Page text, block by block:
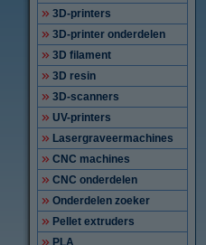
3D-printers
3D-printer onderdelen
3D filament
3D resin
3D-scanners
UV-printers
Lasergraveermachines
CNC machines
CNC onderdelen
Onderdelen zoeker
Pellet extruders
PLA